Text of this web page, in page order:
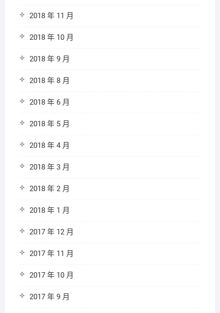
2018 年 11 月
2018 年 10 月
2018 年 9 月
2018 年 8 月
2018 年 6 月
2018 年 5 月
2018 年 4 月
2018 年 3 月
2018 年 2 月
2018 年 1 月
2017 年 12 月
2017 年 11 月
2017 年 10 月
2017 年 9 月